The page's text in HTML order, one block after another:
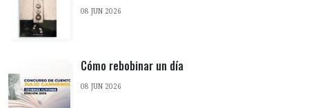
08 JUN 2026
Cómo rebobinar un día
08 JUN 2026